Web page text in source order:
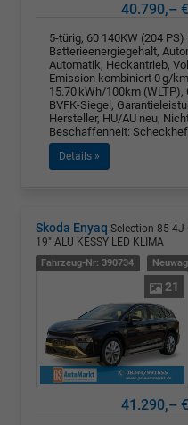
40.790,– €
5-türig, 60 140KW (204
Batterieenergiegehalt,
Automatik, Heckantrieb,
Emission kombiniert 0 g/
15.70 kWh/100km (WLTP),
BVFK-Siegel,
Hersteller, HU/AU neu,
Beschaffenheit:
Details »
Skoda Enyaq Selection 85 4J
19" ALU KESSY LED KLIMA
Fahrzeug-Nr: 390734
21
41.290,– €